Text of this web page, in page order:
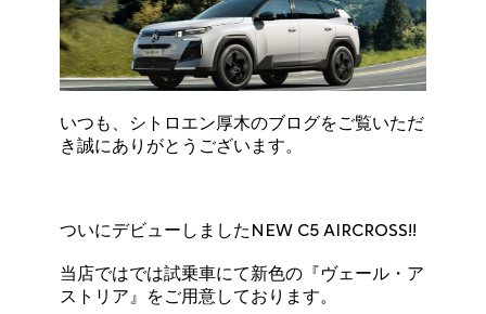
いつも、シトロエン厚木のブログをご覧いただ
き誠にありがとうございます。
ついにデビューしましたNEW C5 AIRCROSS!!
当店ではでは試乗車にて新色の『ヴェール・ア
ストリア』をご用意しております。